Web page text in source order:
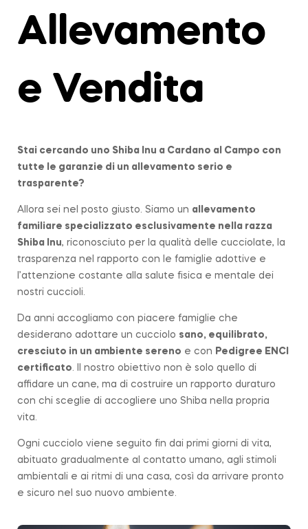
Allevamento
e Vendita
Stai cercando uno Shiba Inu a Cardano al Campo con
tutte le garanzie di un allevamento serio e
trasparente?
Allora sei nel posto giusto. Siamo un allevamento
familiare specializzato esclusivamente nella razza
Shiba Inu, riconosciuto per la qualità delle cucciolate, la
trasparenza nel rapporto con le famiglie adottive e
l’attenzione costante alla salute fisica e mentale dei
nostri cuccioli.
Da anni accogliamo con piacere famiglie che
desiderano adottare un cucciolo sano, equilibrato,
cresciuto in un ambiente sereno e con Pedigree ENCI
certificato. Il nostro obiettivo non è solo quello di
affidare un cane, ma di costruire un rapporto duraturo
con chi sceglie di accogliere uno Shiba nella propria
vita.
Ogni cucciolo viene seguito fin dai primi giorni di vita,
abituato gradualmente al contatto umano, agli stimoli
ambientali e ai ritmi di una casa, così da arrivare pronto
e sicuro nel suo nuovo ambiente.